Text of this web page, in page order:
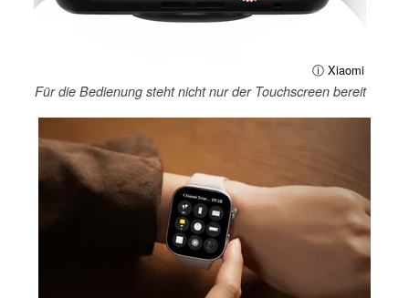
ⓘ Xiaomi
Für die Bedienung steht nicht nur der Touchscreen bereit